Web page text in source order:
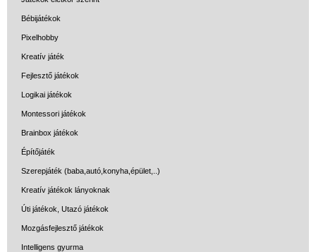
Bébijátékok
Pixelhobby
Kreatív játék
Fejlesztő játékok
Logikai játékok
Montessori játékok
Brainbox játékok
Építőjáték
Szerepjáték (baba,autó,konyha,épület,..)
Kreatív játékok lányoknak
Úti játékok, Utazó játékok
Mozgásfejlesztő játékok
Intelligens gyurma